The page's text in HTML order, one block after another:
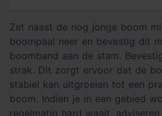
Zet naast de nog jonge boom
boompaal neer en bevestig dit
boomband aan de stam.
strak. Dit zorgt ervoor dat de
stabiel kan uitgroeien tot een
boom. Indien je in een gebied
regelmatig hard waait,